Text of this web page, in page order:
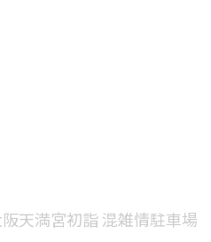
天満宮初詣 混雑情駐車場